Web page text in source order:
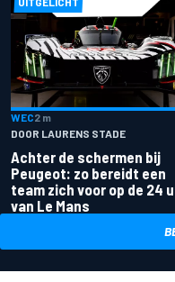
WEC2 m
DOOR LAURENS STADE
Achter de schermen bij
Peugeot: zo bereidt een
team zich voor op de 24
van Le Mans